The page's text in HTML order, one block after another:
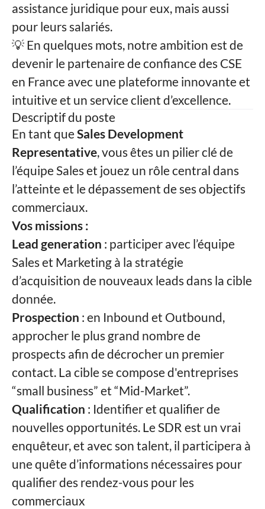
assistance juridique pour eux, mais aussi
pour leurs salariés.
💡 En quelques mots, notre ambition est de
devenir le partenaire de confiance des CSE
en France avec une plateforme innovante et
intuitive et un service client d’excellence.
Descriptif du poste
En tant queSales Development
Representative, vous êtes un pilier clé de
l’équipe Sales et jouez un rôle central dans
l’atteinte et le dépassement de ses objectifs
commerciaux.
Vos missions :
Lead generation : participer avec l’équipe
Sales et Marketing à la stratégie
d’acquisition de nouveaux leads dans la cible
donnée.
Prospection : en Inbound et Outbound,
approcher le plus grand nombre de
prospects afin de décrocher un premier
contact. La cible se compose d'entreprises
“small business” et “Mid-Market”.
Qualification : Identifier et qualifier de
nouvelles opportunités. Le SDR est un vrai
enquêteur, et avec son talent, il participera à
une quête d’informations nécessaires pour
qualifier des rendez-vous pour les
commerciaux